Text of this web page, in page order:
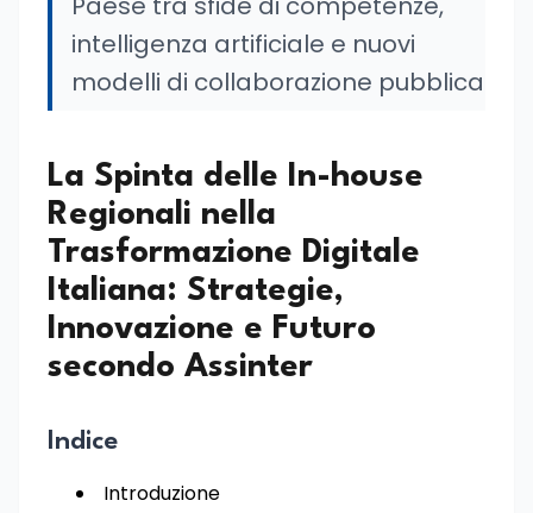
intelligenza artificiale e nuovi
modelli di collaborazione pubblica
La Spinta delle In-house
Regionali nella
Trasformazione Digitale
Italiana: Strategie,
Innovazione e Futuro
secondo Assinter
Indice
Introduzione